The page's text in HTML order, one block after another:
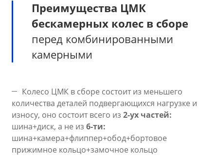
Преимущества ЦМК
бескамерных колес в сборе
перед комбинированными
камерными
Колесо ЦМК в сборе состоит из меньшего
количества деталей подвергающихся нагрузке и
износу, оно состоит всего из 2-ух частей:
шина+диск, а не из 6-ти:
шина+камера+флиппер+обод+бортовое
прижимное кольцо+замочное кольцо